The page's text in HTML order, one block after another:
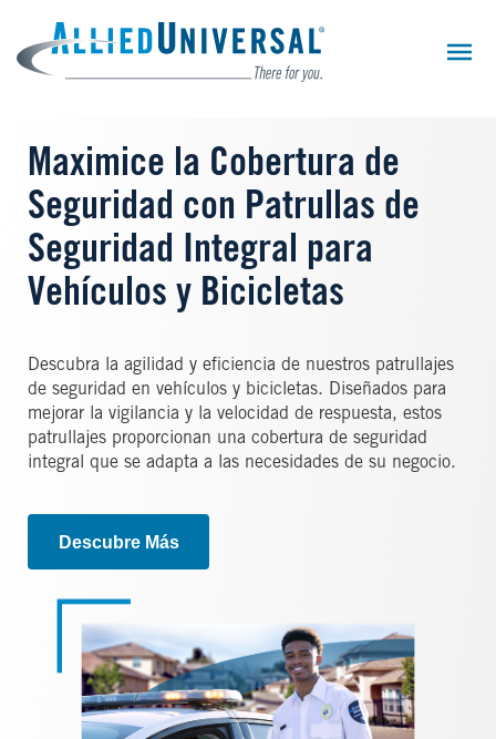
main
content
Maximice la Cobertura de
Seguridad con Patrullas de
Seguridad Integral para
Vehículos y Bicicletas
Descubra la agilidad y eficiencia de nuestros patrullajes
de seguridad en vehículos y bicicletas. Diseñados para
mejorar la vigilancia y la velocidad de respuesta, estos
patrullajes proporcionan una cobertura de seguridad
integral que se adapta a las necesidades de su negocio.
Descubre Más